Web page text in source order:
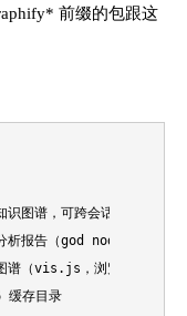
前缀的包跟这
谱，可跨会话查询
报告（god nodes、意外连
vis.js，浏览器直接打开
存目录